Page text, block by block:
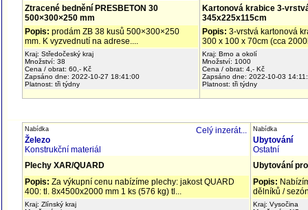
Ztracené bednění PRESBETON 30
500×300×250 mm
Popis: prodám ZB 38 kusů 500×300×250
mm. K vyzvednutí na adrese....
Kraj: Středočeský kraj
Množství: 38
Cena / obrat: 60,- Kč
Zapsáno dne: 2022-10-27 18:41:00
Platnost: tři týdny
Kartonová krabice 3-
345x225x115cm
Popis: 3-vrstvá kartonová
300 x 100 x 70cm (cca
Kraj: Brno a okolí
Množství: 1000
Cena / obrat: 4,- Kč
Zapsáno dne: 2022-10-03
Platnost: tři týdny
Nabídka
Celý inzerát...
Železo
Konstrukční materiál
Plechy XAR/QUARD
Popis: Za výkupní cenu nabízíme plechy: jakost QUARD
400: tl. 8x4500x2000 mm 1 ks (576 kg) tl...
Kraj: Zlínský kraj
Nabídka
Ubytování
Ostatní
Ubytování
Popis:
dělníků /
Kraj: Vysočina